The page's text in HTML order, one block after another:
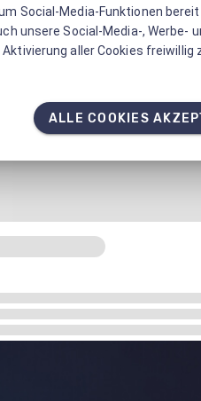
Social-Media-Funktionen
unsere Social-Media-, Werbe-
aller Cookies freiwillig
ALLE COOKIES